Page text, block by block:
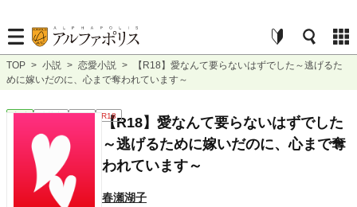
TOP > 小説 > 恋愛小説 >
【R18】愛なんて要らないはずでした～逃げるた
めに嫁いだのに、心まで奪われています～
恋愛 連載中 長編 R18
【R18】愛なんて要らないはずでした
～逃げるために嫁いだのに、心まで奪
われています～
春瀬湖子